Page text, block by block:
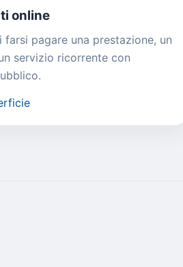
online
farsi pagare una prestazione, un
servizio ricorrente con